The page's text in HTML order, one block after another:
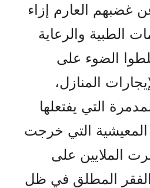
غضبهم العارم إزاء
الطبية والرعاية
الضوء على
المنازل،
التي يفتعلها
المعيشية التي خرجت
الملايين على
المطلق في ظل